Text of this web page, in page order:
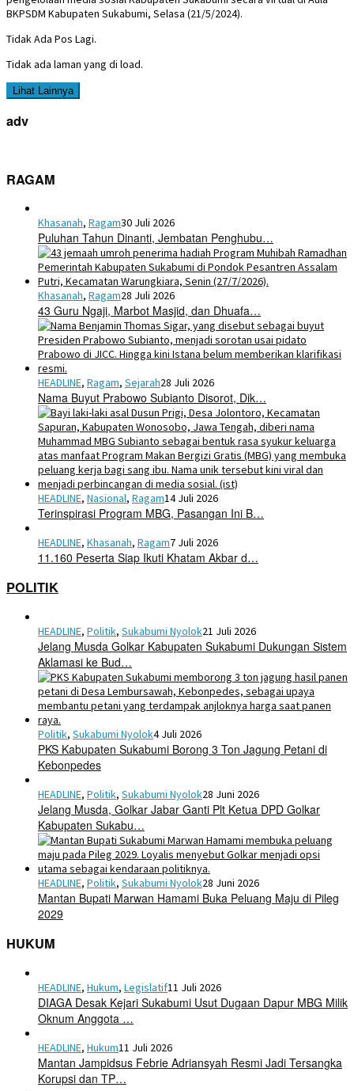
BKPSDM Kabupaten Sukabumi, Selasa (21/5/2024).
Tidak Ada Pos Lagi.
Tidak ada laman yang di load.
Lihat Lainnya
adv
RAGAM
Khasanah, Ragam30 Juli 2026
Puluhan Tahun Dinanti, Jembatan Penghubu…
Khasanah, Ragam28 Juli 2026
43 Guru Ngaji, Marbot Masjid, dan Dhuafa…
HEADLINE, Ragam, Sejarah28 Juli 2026
Nama Buyut Prabowo Subianto Disorot, Dik…
HEADLINE, Nasional, Ragam14 Juli 2026
Terinspirasi Program MBG, Pasangan Ini B…
HEADLINE, Khasanah, Ragam7 Juli 2026
11.160 Peserta Siap Ikuti Khatam Akbar d…
POLITIK
HEADLINE, Politik, Sukabumi Nyolok21 Juli 2026
Jelang Musda Golkar Kabupaten Sukabumi Dukungan Sistem
Aklamasi ke Bud…
Politik, Sukabumi Nyolok4 Juli 2026
PKS Kabupaten Sukabumi Borong 3 Ton Jagung Petani di
Kebonpedes
HEADLINE, Politik, Sukabumi Nyolok28 Juni 2026
Jelang Musda, Golkar Jabar Ganti Plt Ketua DPD Golkar
Kabupaten Sukabu…
HEADLINE, Politik, Sukabumi Nyolok28 Juni 2026
Mantan Bupati Marwan Hamami Buka Peluang Maju di Pileg
2029
HUKUM
HEADLINE, Hukum, Legislatif11 Juli 2026
DIAGA Desak Kejari Sukabumi Usut Dugaan Dapur MBG Milik
Oknum Anggota …
HEADLINE, Hukum11 Juli 2026
Mantan Jampidsus Febrie Adriansyah Resmi Jadi Tersangka
Korupsi dan TP…